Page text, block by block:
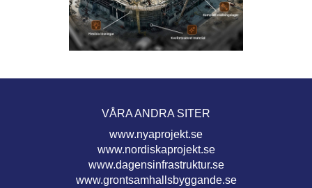
VÅRA ANDRA SITER
www.nyaprojekt.se
www.nordiskaprojekt.se
www.dagensinfrastruktur.se
www.grontsamhallsbyggande.se